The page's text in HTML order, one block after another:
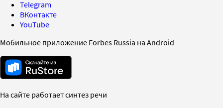
Telegram
ВКонтакте
YouTube
Мобильное приложение Forbes Russia на Android
На сайте работает синтез речи